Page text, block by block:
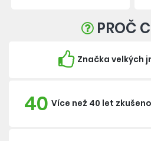
PROČ
Značka velkých
40 Více než 40 let